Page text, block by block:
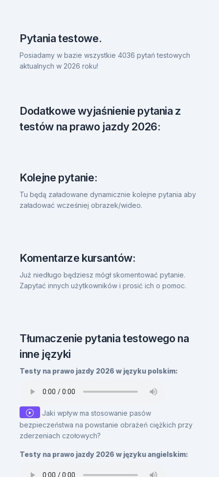
Pytania testowe.
Posiadamy w bazie wszystkie 4036 pytań testowych
aktualnych w 2026 roku!
Dodatkowe wyjaśnienie pytania z
testów na prawo jazdy 2026:
Kolejne pytanie:
Tu będą załadowane dynamicznie kolejne pytania aby
załadować wcześniej obrazek/wideo.
Komentarze kursantów:
Już niedługo będziesz mógł skomentować pytanie.
Zapytać innych użytkowników i prosić ich o pomoc.
Tłumaczenie pytania testowego na
inne języki
Testy na prawo jazdy 2026 w języku polskim:
Jaki wpływ ma stosowanie pasów
bezpieczeństwa na powstanie obrażeń ciężkich przy
zderzeniach czołowych?
Testy na prawo jazdy 2026 w języku angielskim: